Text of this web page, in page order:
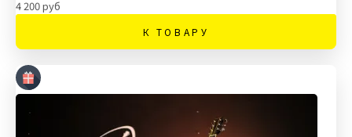
4 200 руб
К ТОВАРУ